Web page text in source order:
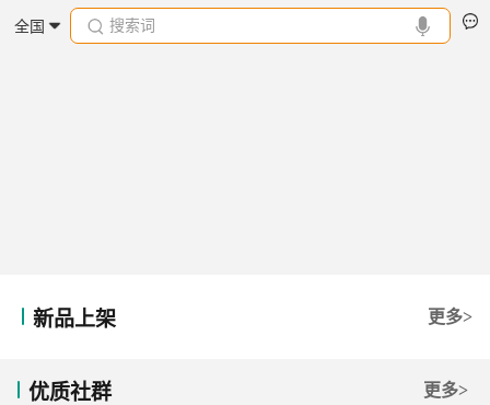
全国 搜索词
新品上架 更多>
优质社群 更多>